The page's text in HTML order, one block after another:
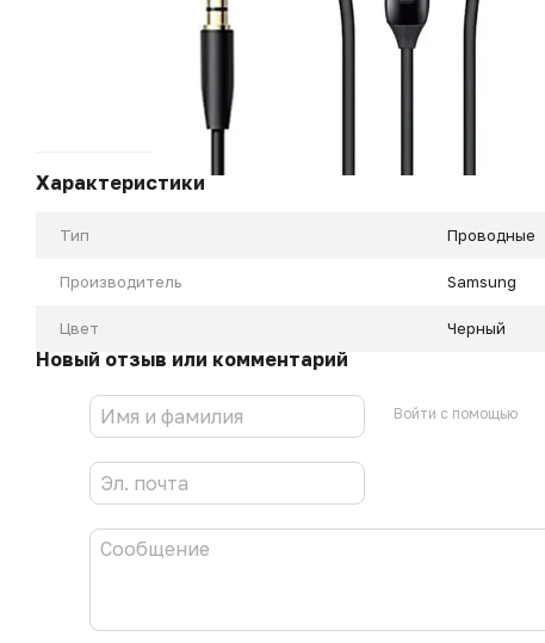
Характеристики
Тип Проводные
Производитель Samsung
Цвет Черный
Новый отзыв или комментарий
Войти с помощью